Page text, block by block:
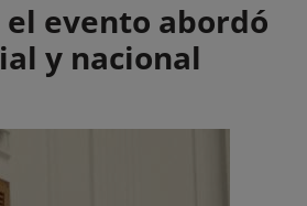
evento abordó
y nacional